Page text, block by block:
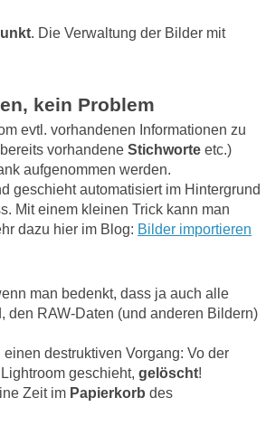
. Die Verwaltung der Bilder mit
kein Problem
evtl. vorhandenen Informationen zu
vorhandene Stichworte etc.)
aufgenommen werden.
geschieht automatisiert im Hintergrund
Mit einem kleinen Trick kann man
dazu hier im Blog: Bilder importieren
man bedenkt, dass ja auch alle
den RAW-Daten (und anderen Bildern)
destruktiven Vorgang: Vo der
geschieht, gelöscht!
Zeit im Papierkorb des